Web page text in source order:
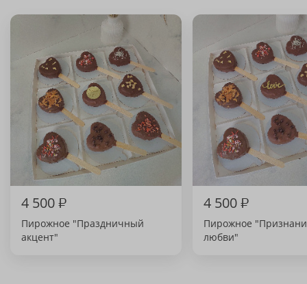
4 500₽
Пирожное "Праздничный
акцент"
4 500₽
Пирожное
любви"